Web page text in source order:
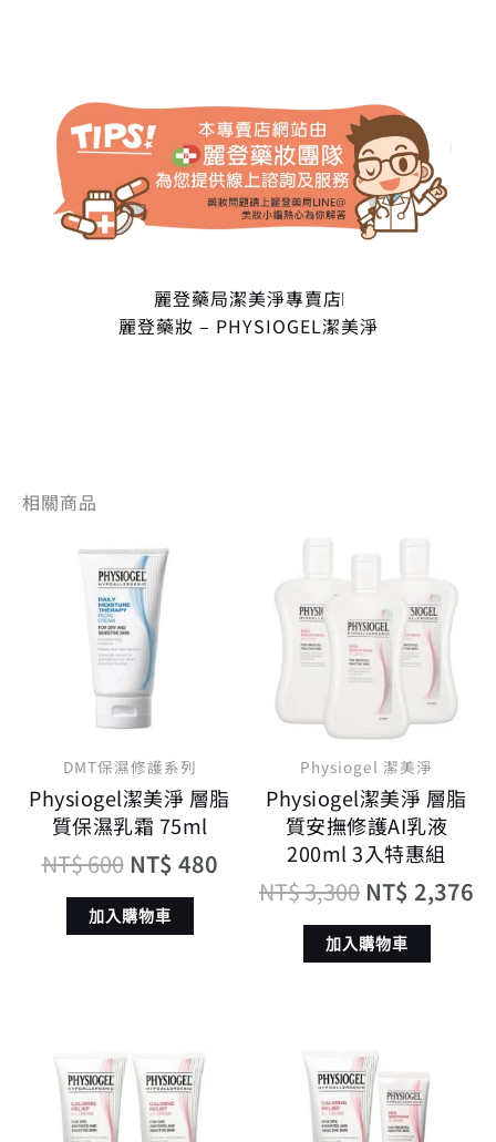
麗登藥局潔美淨專賣店
麗登藥妝 – PHYSIOGEL潔美淨
相關商品
DMT保濕修護系列
Physiogel潔美淨 層脂
質保濕乳霜 75ml
NT$600
原
始
價
格：
NT$ 600。
NT$ 480
NT$ 480。
加入購物車
Physiogel 潔美淨
Physiogel潔美淨 層脂
質安撫修護AI乳液
200ml 3入特惠組
NT$3,300
格：
NT$ 3,300。
NT$ 2,376
加入購物車
始
價
格：
原
始
價
格：